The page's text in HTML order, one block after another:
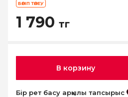
БӨЛІП ТӨЛЕУ
1 790 тг
В корзину
Бір рет басу арқылы тапсырыс